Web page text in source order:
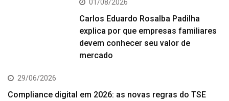
01/08/2026
Carlos Eduardo Rosalba Padilha
explica por que empresas familiares
devem conhecer seu valor de
mercado
29/06/2026
Compliance digital em 2026: as novas regras do TSE